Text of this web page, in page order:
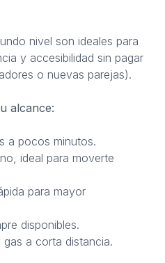
nivel son ideales para
y accesibilidad sin pagar
o nuevas parejas).
alcance:
a pocos minutos.
ideal para moverte
para mayor
disponibles.
a corta distancia.